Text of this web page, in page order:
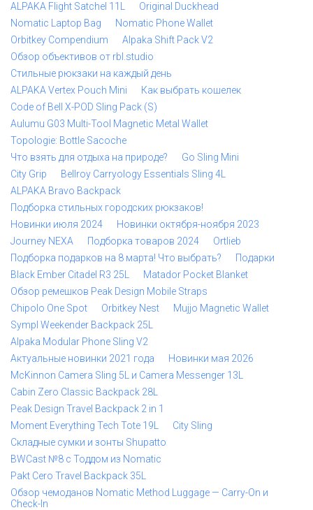
ALPAKA Flight Satchel 11L
Original Duckhead
Nomatic Laptop Bag
Nomatic Phone Wallet
Orbitkey Compendium
Alpaka Shift Pack V2
Обзор объективов от rbl.studio
Стильные рюкзаки на каждый день
ALPAKA Vertex Pouch Mini
Как выбрать кошелек
Code of Bell X-POD Sling Pack (S)
Aulumu G03 Multi-Tool Magnetic Metal Wallet
Topologie: Bottle Sacoche
Что взять для отдыха на природе?
Go Sling Mini
City Grip
Bellroy Carryology Essentials Sling 4L
ALPAKA Bravo Backpack
Подборка стильных городских рюкзаков!
Новинки июля 2024
Новинки октября-ноября 2023
Journey NEXA
Подборка товаров 2024
Ortlieb
Подборка подарков на 8 марта! Что выбрать?
Подарки
Black Ember Citadel R3 25L
Matador Pocket Blanket
Обзор ремешков Peak Design Mobile Straps
Chipolo One Spot
Orbitkey Nest
Mujjo Magnetic Wallet
Sympl Weekender Backpack 25L
Alpaka Modular Phone Sling V2
Актуальные новинки 2021 года
Новинки мая 2026
McKinnon Camera Sling 5L и Camera Messenger 13L
Cabin Zero Classic Backpack 28L
Peak Design Travel Backpack 2 in 1
Moment Everything Tech Tote 19L
City Sling
Складные сумки и зонты Shupatto
BWCast №8 с Тоддом из Nomatic
Pakt Cero Travel Backpack 35L
Обзор чемоданов Nomatic Method Luggage — Carry-On и
Check-In